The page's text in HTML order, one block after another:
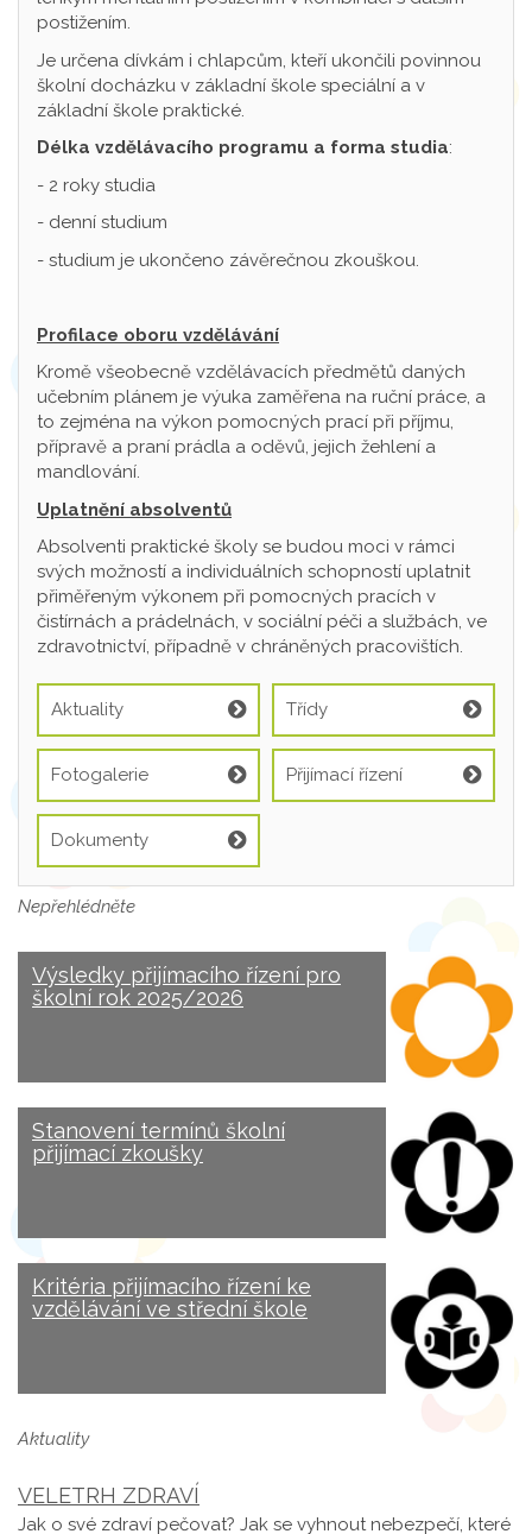
postižením.
Je určena dívkám i chlapcům, kteří ukončili povinnou
školní docházku v základní škole speciální a v
základní škole praktické.
Délka vzdělávacího programu a forma studia:
- 2 roky studia
- denní studium
- studium je ukončeno závěrečnou zkouškou.
Profilace oboru vzdělávání
Kromě všeobecně vzdělávacích předmětů daných
učebním plánem je výuka zaměřena na ruční práce, a
to zejména na výkon pomocných prací při příjmu,
přípravě a praní prádla a oděvů, jejich žehlení a
mandlování.
Uplatnění absolventů
Absolventi praktické školy se budou moci v rámci
svých možností a individuálních schopností uplatnit
přiměřeným výkonem při pomocných pracích v
čistírnách a prádelnách, v sociální péči a službách, ve
zdravotnictví, případně v chráněných pracovištích.
Aktuality Třídy
Fotogalerie Přijímací řízení
Dokumenty
Nepřehlédněte
Výsledky přijímacího řízení pro
školní rok 2025/2026
Stanovení termínů školní
přijímací zkoušky
Kritéria přijímacího řízení ke
vzdělávání ve střední škole
Aktuality
VELETRH ZDRAVÍ
Jak o své zdraví pečovat? Jak se vyhnout nebezpečí, které